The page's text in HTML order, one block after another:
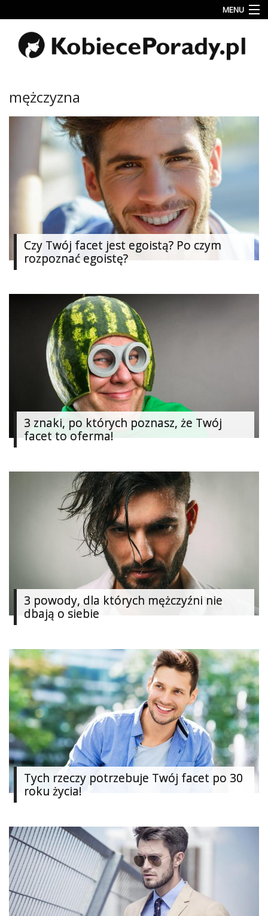
MENU
Uroda
Miłość
kulinarne
Wnętrza
Fitness
Ślub
Porady
ekspertów
Blogerek
Dodaj
Dodaj
galerię
Dodaj
artykuł
Najlepsze
mężczyzna
Czy Twój facet jest egoistą? Po czym
rozpoznać egoistę?
3 znaki, po których poznasz, że Twój
facet to oferma!
3 powody, dla których mężczyźni nie
dbają o siebie
Tych rzeczy potrzebuje Twój facet po 30
roku życia!